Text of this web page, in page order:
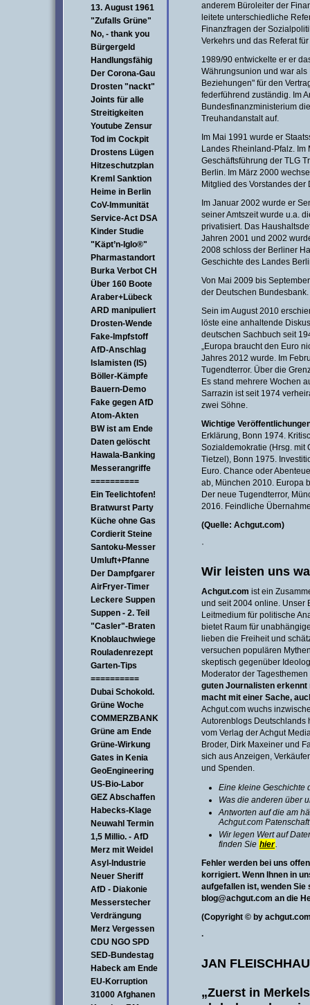
13. August 1961
"Zufalls Grüne"
No, - thank you
Bürgergeld
Handlungsfähig
Der Corona-Gau
Drosten "nackt"
Joints für alle
Streitigkeiten
Youtube Zensur
Tod im Cockpit
Drostens Lügen
Hitzeschutzplan
Kreml Sanktion
Heime in Berlin
CoV-Immunität
Service-Act DSA
Kinder Studie
"Käpt’n-Iglo®"
Pharmastandort
Burka Verbot CH
Über 160 Boote
Araber+Lübeck
ARD manipuliert
Drosten-Wende
Fake-Impfstoff
AfD-Anschlag
Islamisten (IS)
Böller-Kämpfe
Bauern-Demo
Fake gegen AfD
Atom-Akten
BW ist am Ende
Daten gelöscht
Hawala-Banking
Messerangriffe
==========
Ein Teelichtofen!
Bratwurst Party
Küche ohne Gas
Cordierit Steine
Santoku-Messer
Umluft+Pfanne
Der Dampfgarer
AirFryer-Timer
Leckere Suppen
Suppen - 2. Teil
"Casler"-Braten
Knoblauchwiege
Rouladenrezept
Garten-Tips
==========
Dubai Schokold.
Grüne Woche
COMMERZBANK
Grüne am Ende
Grüne-Wirkung
Gates in Kenia
GeoEngineering
US-Bio-Labor
GEZ Abschaffen
Habecks-Klage
Neuwahl Termin
1,5 Millio. - AfD
Merz mit Weidel
Asyl-Industrie
Neuer Sheriff
AfD - Diakonie
Messerstecher
Verdrängung
Merz Vergessen
CDU NGO SPD
SED-Bundestag
Habeck am Ende
EU-Korruption
31000 Afghanen
anderem Büroleiter der
leitete unterschiedliche
Finanzfragen der
Verkehrs und das Referat
1989/90 entwickelte er er
Währungsunion und war als
Beziehungen" für den
federführend zuständig. Im
Bundesfinanzministerium
Treuhandanstalt auf.
Im Mai 1991 wurde er
Landes Rheinland-Pfalz. Im
Geschäftsführung der TLG
Berlin. Im März 2000
Mitglied des Vorstandes der
Im Januar 2002 wurde er
seiner Amtszeit wurde u.a.
privatisiert. Das
Jahren 2001 und 2002
2008 schloss der Berliner
Geschichte des Landes
Von Mai 2009 bis
der Deutschen Bundesbank.
Sein im August 2010
löste eine anhaltende
deutschen Sachbuch seit
„Europa braucht den Euro
Jahres 2012 wurde. Im
Tugendterror. Über die
Es stand mehrere Wochen
Sarrazin ist seit 1974
zwei Söhne.
Wichtige
Erklärung, Bonn 1974.
Sozialdemokratie (Hrsg. mit
Tietzel), Bonn 1975.
Euro. Chance oder
ab, München 2010. Europa
Der neue Tugendterror,
2016. Feindliche
(Quelle: Achgut.com)
·
Wir leisten uns
Achgut.com ist ein
und seit 2004 online. Unser
Leitmedium für politische
bietet Raum für
lieben die Freiheit und
versuchen populären
skeptisch gegenüber
Moderator der Tagesthemen
guten Journalisten
macht mit einer Sache,
Achgut.com wuchs
Autorenblogs Deutschlands
vom Verlag der Achgut
Broder, Dirk Maxeiner und
sich aus Anzeigen,
und Spenden.
Eine kleine Geschichte
Was die anderen über
Antworten auf die am
Achgut.com
Wir legen Wert auf
finden Sie hier.
Fehler werden bei uns
korrigiert. Wenn Ihnen in
aufgefallen ist, wenden
blog@achgut.com an die
(Copyright © by
·
JAN
„Zuerst in